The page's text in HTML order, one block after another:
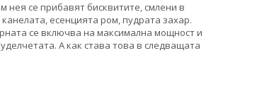
нея се прибавят бисквитите, смлени в
есенцията ром, пудрата захар.
се включва на максимална мощност и
А как става това в следващата